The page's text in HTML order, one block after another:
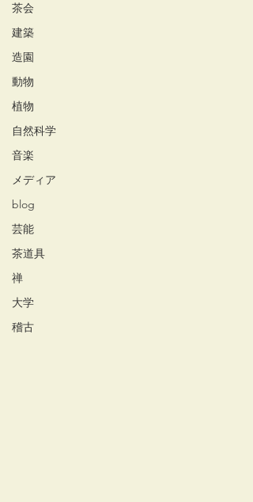
茶会
建築
造園
動物
植物
自然科学
音楽
メディア
blog
芸能
茶道具
禅
大学
稽古